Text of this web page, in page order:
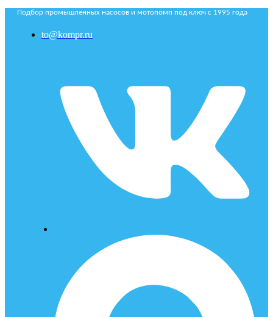
Подбор промышленных насосов и мотопомп под ключ с 1995 года
to@kompr.ru